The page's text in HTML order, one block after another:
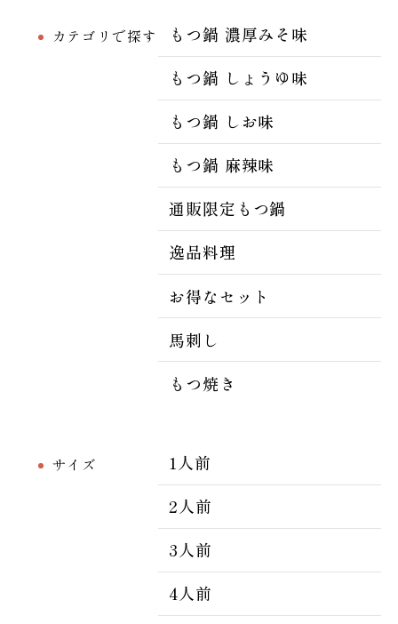
カテゴリで探す
もつ鍋 濃厚みそ味
もつ鍋 しょうゆ味
もつ鍋 しお味
もつ鍋 麻辣味
通販限定もつ鍋
逸品料理
お得なセット
馬刺し
もつ焼き
サイズ
1人前
2人前
3人前
4人前